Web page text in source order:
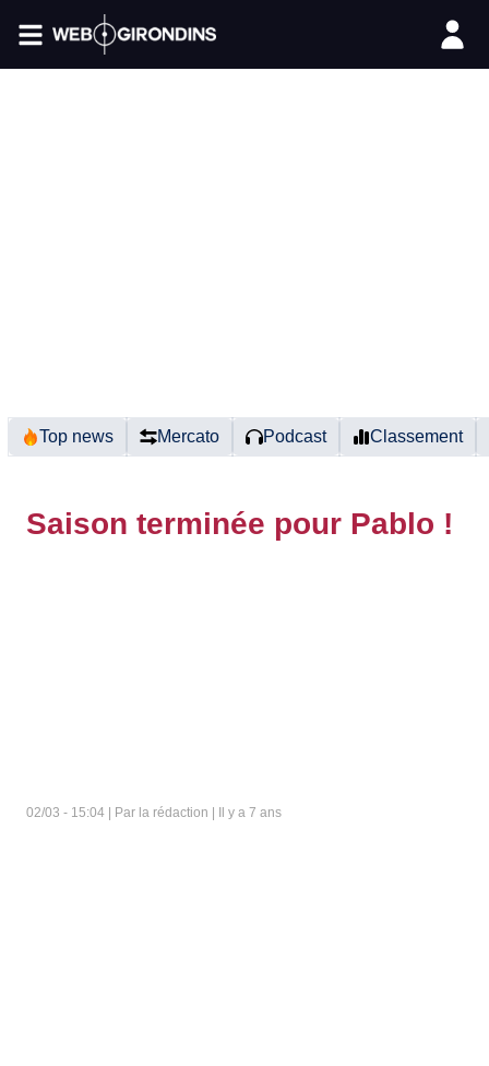
Top news Mercato Podcast Classement
Saison terminée pour Pablo !
02/03 - 15:04 | Par la rédaction | Il y a 7 ans